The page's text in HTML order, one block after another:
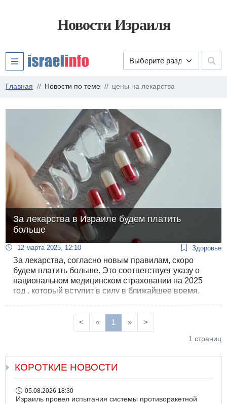
Новости Израиля
Главная Новости по теме цены на лекарства
За лекарства в Израиле будем платить
больше
12 марта 2025, 12:10 Здоровье
За лекарства, согласно новым правилам, скоро
будем платить больше. Это соответствует указу о
национальном медицинском страховании на 2025
год , который вступит в силу в ближайшее время.
< « 1 » >
1 страниц
КОРОТКИЕ НОВОСТИ
05.08.2026 18:30
Израиль провел испытания системы противоракетной